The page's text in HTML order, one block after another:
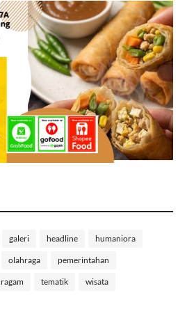
galeri headline humaniora
olahraga pemerintahan
ragam tematik wisata